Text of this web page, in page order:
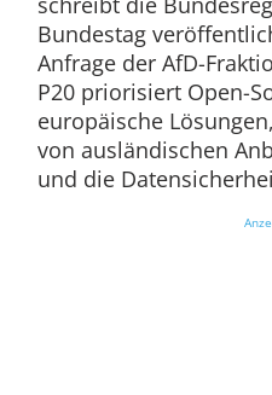
Bundestag
Anfrage der AfD-
P20 priorisiert Open-
europäische
von ausländischen
und die